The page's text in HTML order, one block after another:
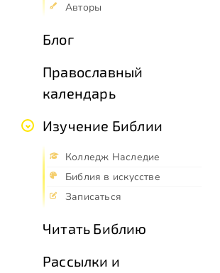
Авторы
Блог
Православный
календарь
Изучение Библии
Колледж Наследие
Библия в искусстве
Записаться
Читать Библию
Рассылки и